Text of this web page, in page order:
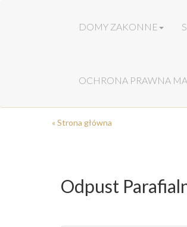
DOMY ZAKONNE
OCHRONA PRAWNA
« Strona główna
Odpust